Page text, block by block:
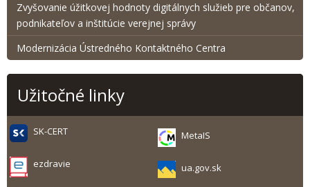
Zvyšovanie úžitkovej hodnoty digitálnych služieb pre občanov,
podnikateľov a inštitúcie verejnej správy
Modernizácia Ústredného Kontaktného Centra
Užitočné linky
SK-CERT MetaIS
ezdravie ua.gov.sk